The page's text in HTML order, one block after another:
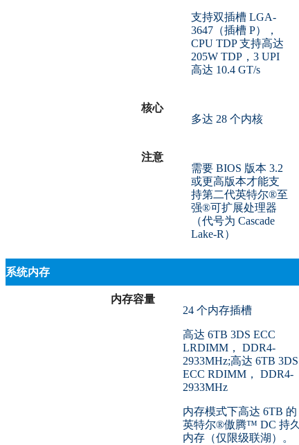
支持双插槽 LGA-
3647（插槽 P），
CPU TDP 支持高达
205W TDP，3 UPI
高达 10.4 GT/s
核心
多达 28 个内核
注意
需要 BIOS 版本 3.2
或更高版本才能支
持第二代英特尔®至
强®可扩展处理器
（代号为 Cascade
Lake-R）
系统内存
内存容量
24 个内存插槽
高达 6TB 3DS ECC
LRDIMM， DDR4-
2933MHz;高达 6TB 3DS
ECC RDIMM， DDR4-
2933MHz
内存模式下高达 6TB 的
英特尔®傲腾™ DC 持久
内存（仅限级联湖）。